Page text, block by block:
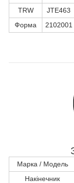
TRW
JTE463
Форма
2102001
Марка / Модель
Накінечник